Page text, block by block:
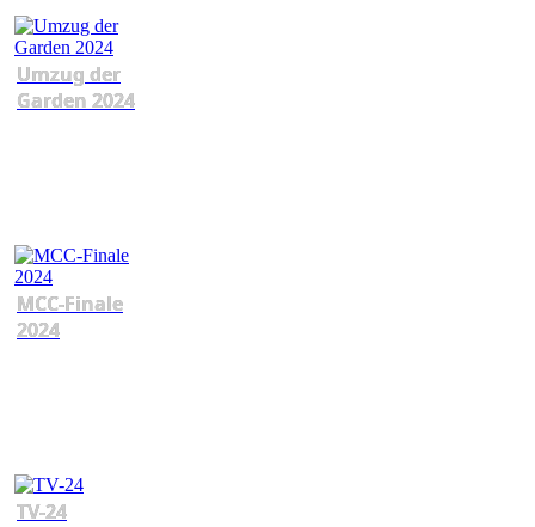
Umzug der
Garden 2024
MCC-Finale
2024
TV-24